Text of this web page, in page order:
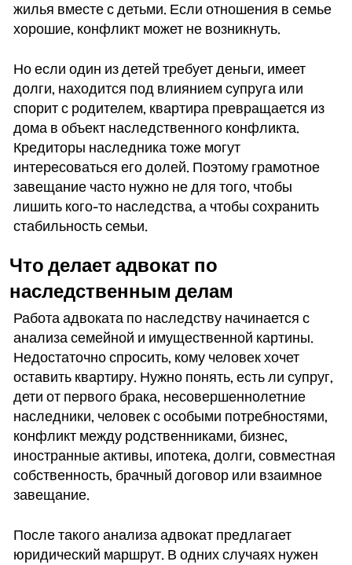
жилья вместе с детьми. Если отношения в семье
хорошие, конфликт может не возникнуть.
Но если один из детей требует деньги, имеет
долги, находится под влиянием супруга или
спорит с родителем, квартира превращается из
дома в объект наследственного конфликта.
Кредиторы наследника тоже могут
интересоваться его долей. Поэтому грамотное
завещание часто нужно не для того, чтобы
лишить кого-то наследства, а чтобы сохранить
стабильность семьи.
Что делает адвокат по
наследственным делам
Работа адвоката по наследству начинается с
анализа семейной и имущественной картины.
Недостаточно спросить, кому человек хочет
оставить квартиру. Нужно понять, есть ли супруг,
дети от первого брака, несовершеннолетние
наследники, человек с особыми потребностями,
конфликт между родственниками, бизнес,
иностранные активы, ипотека, долги, совместная
собственность, брачный договор или взаимное
завещание.
После такого анализа адвокат предлагает
юридический маршрут. В одних случаях нужен